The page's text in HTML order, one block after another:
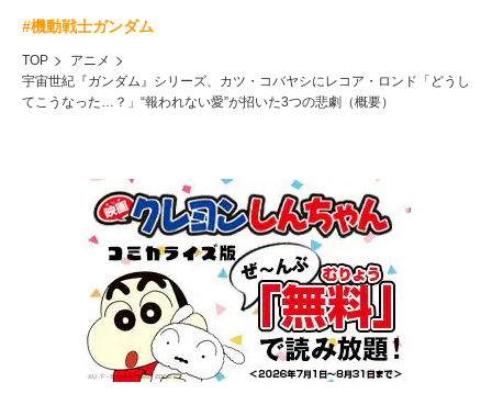
#機動戦士ガンダム
TOP
アニメ
宇宙世紀『ガンダム』シリーズ、カツ・コバヤシにレコア・ロンド「どうし
てこうなった…？」“報われない愛”が招いた3つの悲劇（概要）